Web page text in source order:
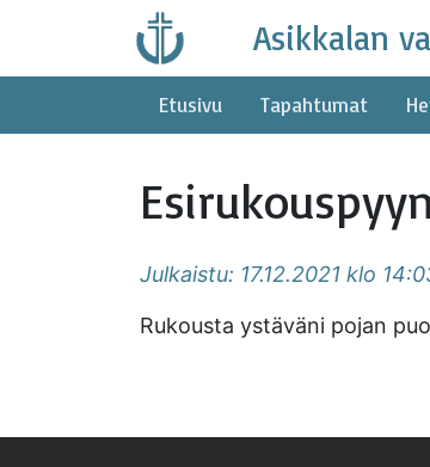
content
Asikkalan
Etusivu Tapahtumat
Julkaistu: 17.12.2021 klo
Rukousta ystäväni pojan